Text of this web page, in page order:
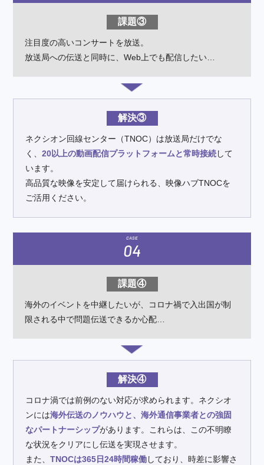
課題③
注目度の高いコンサートを放送。
放送局への伝送と同時に、Web上でも配信したい…
解決③
ネクシオン回線センター（TNOC）は放送局だけでな
く、20以上の動画配信プラットフォームと常時接続して
います。
高品質な映像を安定して届けられる、映像ハブTNOCを
ご活用ください。
CASE
04
課題④
海外のイベントを中継したいが、 コロナ禍で入出国が制
限される中で問題伝送できるか心配…
解決④
コロナ渦では前例のない対応が求められます。ネクシオ
ンには海外伝送のノウハウと、海外通信事業者との強固
なパートナーシップがあります。これらは、この不明瞭
な状況をクリアにし伝送を実現させます。
また、TNOCは365日24時間稼働しており、時差に影響さ